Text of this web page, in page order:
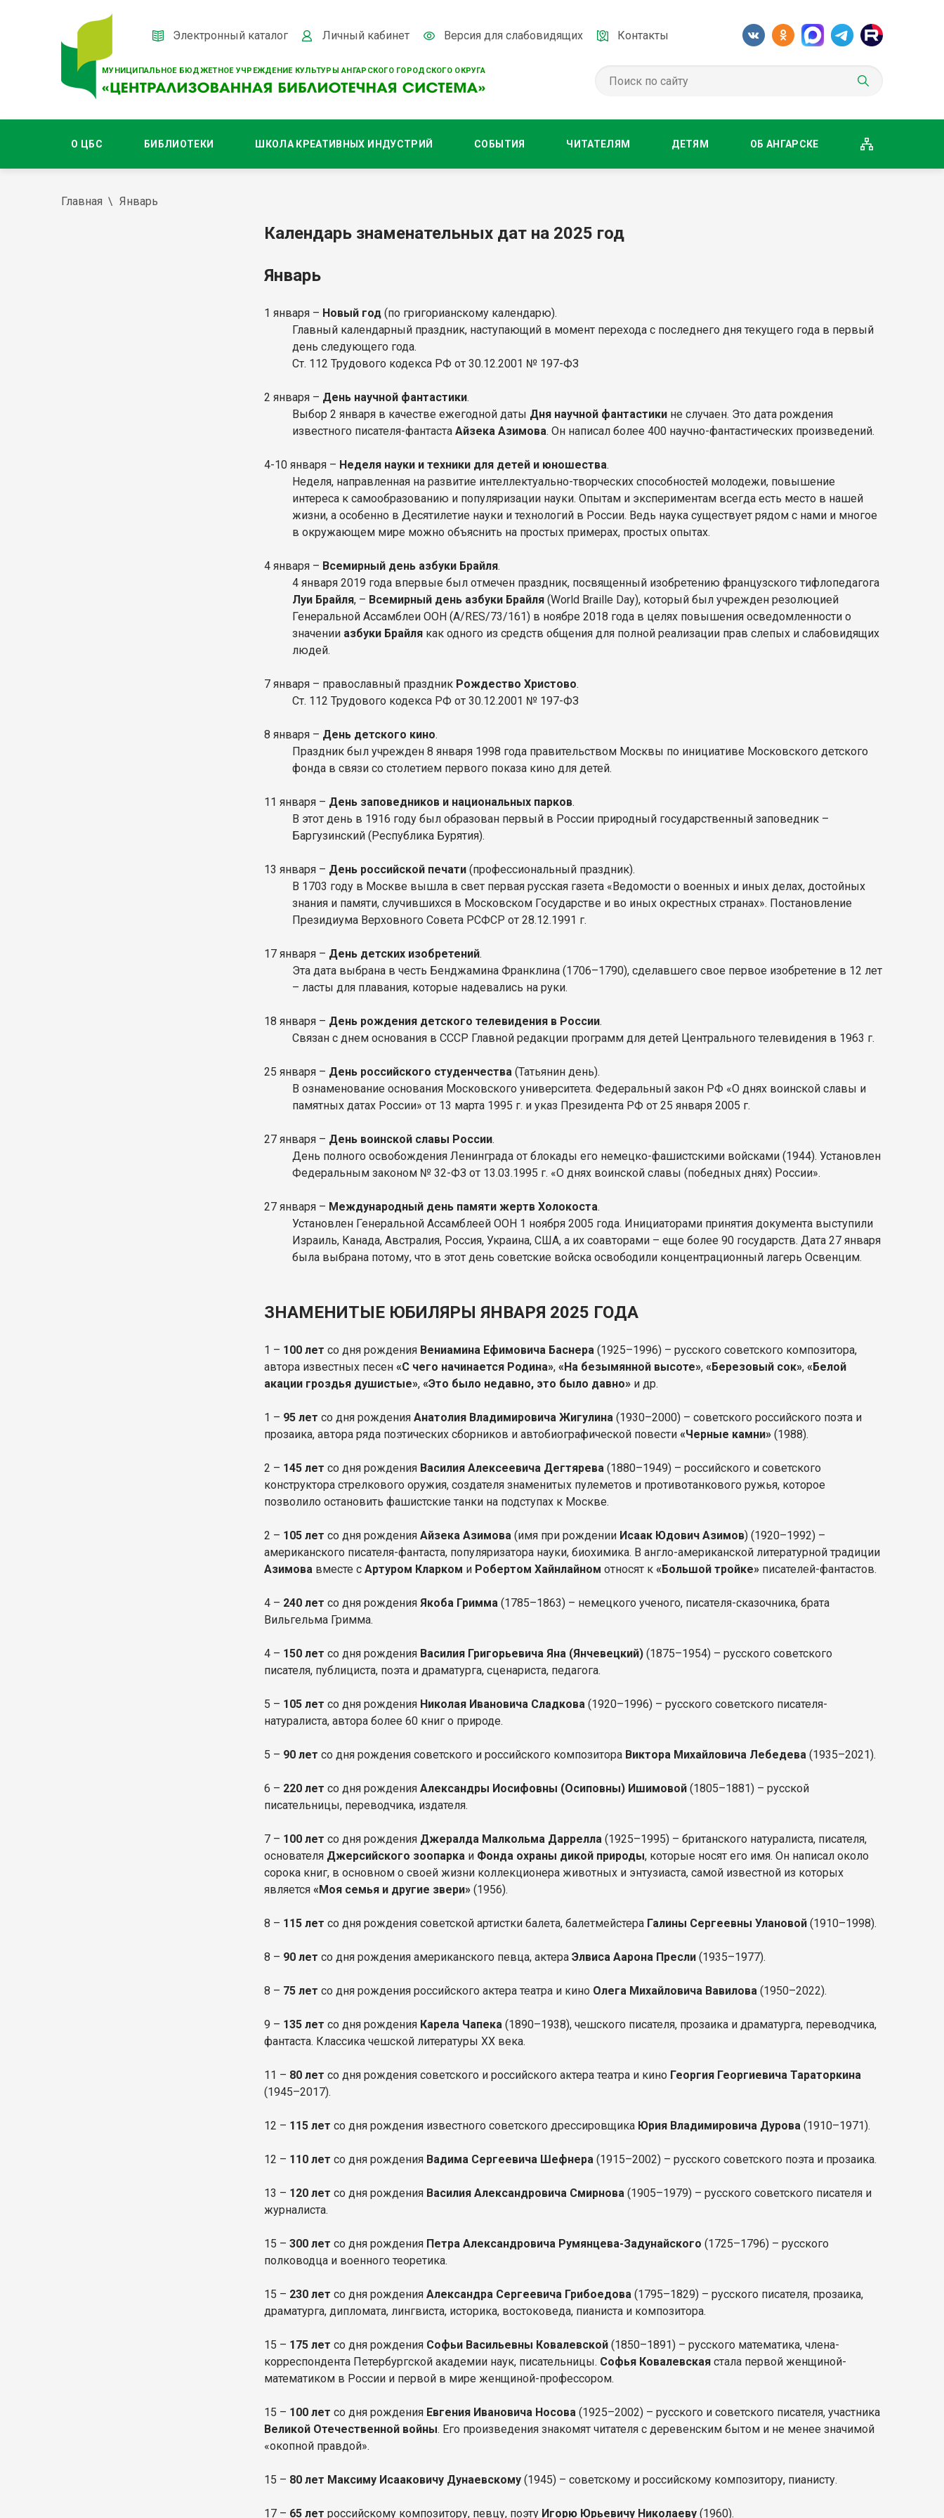
МУНИЦИПАЛЬНОЕ БЮДЖЕТНОЕ УЧРЕЖДЕНИЕ КУЛЬТУРЫ АНГАРСКОГО ГОРОДСКОГО ОКРУГА
Электронный каталог Личный кабинет Версия для слабовидящих Контакты
О ЦБС БИБЛИОТЕКИ ШКОЛА КРЕАТИВНЫХ ИНДУСТРИЙ СОБЫТИЯ ЧИТАТЕЛЯМ ДЕТЯМ ОБ АНГАРСКЕ
Главная Январь
Календарь знаменательных дат на 2025 год
Январь
1 января – Новый год (по григорианскому календарю).
Главный календарный праздник, наступающий в момент перехода с последнего дня текущего года в первый
день следующего года.
Ст. 112 Трудового кодекса РФ от 30.12.2001 № 197-ФЗ
2 января – День научной фантастики.
Выбор 2 января в качестве ежегодной даты Дня научной фантастики не случаен. Это дата рождения
известного писателя-фантастаАйзека Азимова. Он написал более 400 научно-фантастических произведений.
4-10 января – Неделя науки и техники для детей и юношества.
Неделя, направленная на развитие интеллектуально-творческих способностей молодежи, повышение
интереса к самообразованию и популяризации науки. Опытам и экспериментам всегда есть место в нашей
жизни, а особенно в Десятилетие науки и технологий в России. Ведь наука существует рядом с нами и многое
в окружающем мире можно объяснить на простых примерах, простых опытах.
4 января – Всемирный день азбуки Брайля.
4 января 2019 года впервые был отмечен праздник, посвященный изобретению французского тифлопедагога
Луи Брайля, – Всемирный день азбуки Брайля (World Braille Day), который был учрежден резолюцией
Генеральной Ассамблеи ООН (A/RES/73/161) в ноябре 2018 года в целях повышения осведомленности о
значении азбуки Брайля как одного из средств общения для полной реализации прав слепых и слабовидящих
людей.
7 января – православный праздник Рождество Христово.
Ст. 112 Трудового кодекса РФ от 30.12.2001 № 197-ФЗ
8 января – День детского кино.
Праздник был учрежден 8 января 1998 года правительством Москвы по инициативе Московского детского
фонда в связи со столетием первого показа кино для детей.
11 января – День заповедников и национальных парков.
В этот день в 1916 году был образован первый в России природный государственный заповедник –
Баргузинский (Республика Бурятия).
13 января – День российской печати (профессиональный праздник).
В 1703 году в Москве вышла в свет первая русская газета «Ведомости о военных и иных делах, достойных
знания и памяти, случившихся в Московском Государстве и во иных окрестных странах». Постановление
Президиума Верховного Совета РСФСР от 28.12.1991 г.
17 января – День детских изобретений.
Эта дата выбрана в честь Бенджамина Франклина (1706–1790), сделавшего свое первое изобретение в 12 лет
– ласты для плавания, которые надевались на руки.
18 января – День рождения детского телевидения в России.
Связан с днем основания в СССР Главной редакции программ для детей Центрального телевидения в 1963 г.
25 января – День российского студенчества (Татьянин день).
В ознаменование основания Московского университета. Федеральный закон РФ «О днях воинской славы и
памятных датах России» от 13 марта 1995 г. и указ Президента РФ от 25 января 2005 г.
27 января – День воинской славы России.
День полного освобождения Ленинграда от блокады его немецко-фашистскими войсками (1944). Установлен
Федеральным законом № 32-ФЗ от 13.03.1995 г. «О днях воинской славы (победных днях) России».
27 января – Международный день памяти жертв Холокоста.
Установлен Генеральной Ассамблеей ООН 1 ноября 2005 года. Инициаторами принятия документа выступили
Израиль, Канада, Австралия, Россия, Украина, США, а их соавторами – еще более 90 государств. Дата 27 января
была выбрана потому, что в этот день советские войска освободили концентрационный лагерь Освенцим.
ЗНАМЕНИТЫЕ ЮБИЛЯРЫ ЯНВАРЯ 2025 ГОДА
1 – 100 лет со дня рождения Вениамина Ефимовича Баснера (1925–1996) – русского советского композитора,
автора известных песен«С чего начинается Родина», «На безымянной высоте»,«Березовый сок», «Белой
акации гроздья душистые»,«Это было недавно, это было давно» и др.
1 – 95 лет со дня рождения Анатолия Владимировича Жигулина(1930–2000) – советского российского поэта и
прозаика, автора ряда поэтических сборников и автобиографической повести«Черные камни» (1988).
2 – 145 лет со дня рождения Василия Алексеевича Дегтярева(1880–1949) – российского и советского
конструктора стрелкового оружия, создателя знаменитых пулеметов и противотанкового ружья, которое
позволило остановить фашистские танки на подступах к Москве.
2 – 105 летсо дня рожденияАйзека Азимова (имя при рождении Исаак Юдович Азимов) (1920–1992) –
американского писателя-фантаста, популяризатора науки, биохимика. В англо-американской литературной традиции
Азимова вместе сАртуром Кларком и Робертом Хайнлайном относят к«Большой тройке» писателей-фантастов.
4 – 240 летсо дня рождения Якоба Гримма (1785–1863) – немецкого ученого, писателя-сказочника, брата
Вильгельма Гримма.
4 – 150 лет со дня рождения Василия Григорьевича Яна (Янчевецкий) (1875–1954) – русского советского
писателя, публициста, поэта и драматурга, сценариста, педагога.
5 – 105 лет со дня рождения Николая Ивановича Сладкова (1920–1996) – русского советского писателя-
натуралиста, автора более 60 книг о природе.
5 – 90 лет со дня рождения советского и российского композитора Виктора Михайловича Лебедева (1935–2021).
6 – 220 лет со дня рожденияАлександры Иосифовны (Осиповны) Ишимовой (1805–1881) – русской
писательницы, переводчика, издателя.
7 – 100 лет со дня рождения Джералда Малкольма Даррелла (1925–1995) – британского натуралиста, писателя,
основателя Джерсийского зоопарка и Фонда охраны дикой природы, которые носят его имя. Он написал около
сорока книг, в основном о своей жизни коллекционера животных и энтузиаста, самой известной из которых
является«Моя семья и другие звери» (1956).
8 – 115 летсо дня рождения советской артистки балета, балетмейстера Галины Сергеевны Улановой (1910–1998).
8 – 90 летсо дня рождения американского певца, актераЭлвиса Аарона Пресли (1935–1977).
8 – 75 лет со дня рождения российского актера театра и кино Олега Михайловича Вавилова(1950–2022).
9 – 135 летсо дня рождения Карела Чапека(1890–1938), чешского писателя, прозаика и драматурга, переводчика,
фантаста. Классика чешской литературы XX века.
11 – 80 лет со дня рождения советского и российского актера театра и кино Георгия Георгиевича Тараторкина
(1945–2017).
12 – 115 лет со дня рождения известного советского дрессировщика Юрия Владимировича Дурова(1910–1971).
12 – 110 лет со дня рождения Вадима Сергеевича Шефнера(1915–2002) – русского советского поэта и прозаика.
13 – 120 летсо дня рождения Василия Александровича Смирнова (1905–1979) – русского советского писателя и
журналиста.
15 –300 летсо дня рождения Петра Александровича Румянцева-Задунайского (1725–1796) – русского
полководца и военного теоретика.
15 – 230 лет со дня рожденияАлександра Сергеевича Грибоедова (1795–1829) – русского писателя, прозаика,
драматурга, дипломата, лингвиста, историка, востоковеда, пианиста и композитора.
15 – 175 летсо дня рождения Софьи Васильевны Ковалевской (1850–1891) – русского математика, члена-
корреспондента Петербургской академии наук, писательницы. Софья Ковалевская стала первой женщиной-
математиком в России и первой в мире женщиной-профессором.
15 – 100 лет со дня рождения Евгения Ивановича Носова (1925–2002) – русского и советского писателя, участника
Великой Отечественной войны. Его произведения знакомят читателя с деревенским бытом и не менее значимой
«окопной правдой».
15 – 80 лет Максиму Исааковичу Дунаевскому(1945) – советскому и российскому композитору, пианисту.
17 – 65 летроссийскому композитору, певцу, поэту Игорю Юрьевичу Николаеву (1960).